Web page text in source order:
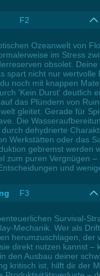
F2
Ozeanwelt von
im Stress
obsolet.
spart nicht nur
noch mit knappen
'Kein Durst' deutlich
das Plündern von
gleitet. Gerade für
Die
dehydrierte
Werkstätten oder das
gebremst werden
zum puren Vergnügen
und
F3
Survival-
Mechanik. Wer als
herumzuschlagen,
direkt nutzen kannst –
den Ausbau deiner
kritisch ist, hilft dir der